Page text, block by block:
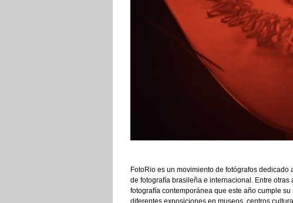
FotoRio es un movimiento de fotógrafos
de fotografía brasileña e internacional. Entre
fotografía contemporánea que este año cumple
diferentes exposiciones en museos, centros